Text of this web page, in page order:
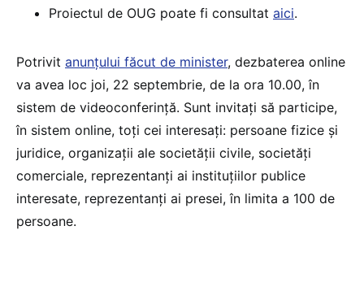
Proiectul de OUG poate fi consultat aici.
Potrivit anunțului făcut de minister, dezbaterea online
va avea loc joi, 22 septembrie, de la ora 10.00, în
sistem de videoconferință. Sunt invitați să participe,
în sistem online, toți cei interesați: persoane fizice și
juridice, organizații ale societății civile, societăți
comerciale, reprezentanți ai instituțiilor publice
interesate, reprezentanți ai presei, în limita a 100 de
persoane.